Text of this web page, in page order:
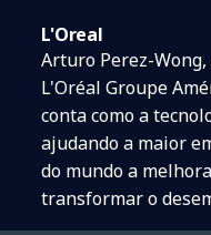
L'Oreal
Arturo Perez-Wong,
L'Oréal Groupe
conta como a
ajudando a maior
do mundo a
transformar o